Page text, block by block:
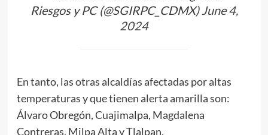
Riesgos y PC (@SGIRPC_CDMX)June 4,
2024
En tanto, las otras alcaldías afectadas por altas
temperaturas y que tienen alerta amarilla son:
Álvaro Obregón, Cuajimalpa, Magdalena
Contreras, Milpa Alta y Tlalpan.